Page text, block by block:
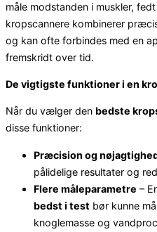
måle modstanden i muskler,
kropscannere kombinerer
og kan ofte forbindes med en
fremskridt over tid.
De vigtigste funktioner i en
Når du vælger den bedste
disse funktioner:
Præcision og
pålidelige resultater og
Flere måleparametre –
bedst i test bør kunne
knoglemasse og